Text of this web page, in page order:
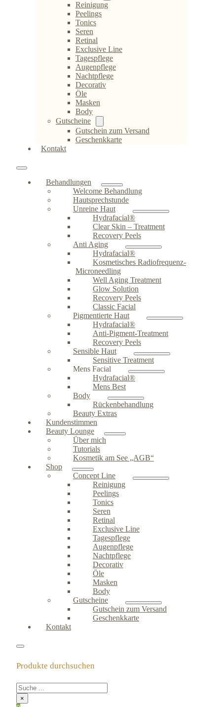
Reinigung
Peelings
Tonics
Seren
Retinal
Exclusive Line
Tagespflege
Augenpflege
Nachtpflege
Decorativ
Öle
Masken
Body
Gutscheine
Gutschein zum Versand
Geschenkkarte
Kontakt
Behandlungen
Welcome Behandlung
Hautsprechstunde
Unreine Haut
Hydrafacial®
Clear Skin – Treatment
Recovery Peels
Anti Aging
Hydrafacial®
Kosmetisches Radiofrequenz-
Microneedling
Well Aging Treatment
Glow Solution
Recovery Peels
Classic Facial
Pigmentierte Haut
Hydrafacial®
Anti-Pigment-Treatment
Recovery Peels
Sensible Haut
Sensitive Treatment
Mens Facial
Hydrafacial®
Mens Best
Body
Rückenbehandlung
Beauty Extras
Kundenstimmen
Beauty Lounge
Über mich
Tutorials
Kosmetik am See „AGB“
Shop
Concept Line
Reinigung
Peelings
Tonics
Seren
Retinal
Exclusive Line
Tagespflege
Augenpflege
Nachtpflege
Decorativ
Öle
Masken
Body
Gutscheine
Gutschein zum Versand
Geschenkkarte
Kontakt
Produkte durchsuchen
×